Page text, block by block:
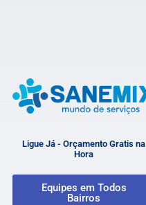
Ligue Já - Orçamento Gratis na
Hora
Equipes em Todos
Bairros